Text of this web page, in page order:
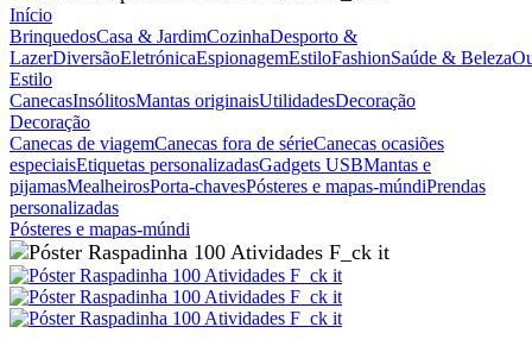
Início
BrinquedosCasa & JardimCozinhaDesporto &
LazerDiversãoEletrónicaEspionagemEstiloFashionSaúde & Beleza
Estilo
CanecasInsólitosMantas originaisUtilidadesDecoração
Decoração
Canecas de viagemCanecas fora de sérieCanecas ocasiões
especiaisEtiquetas personalizadasGadgets USBMantas e
pijamasMealheirosPorta-chavesPósteres e mapas-múndiPrendas
personalizadas
Pósteres e mapas-múndi